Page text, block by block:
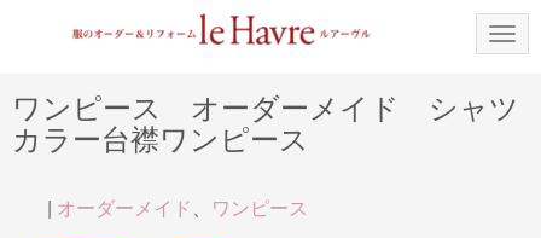
N
a
g
ワンピース オーダーメイド シャツ
カラー台襟ワンピース
| オーダーメイド、 ワンピース